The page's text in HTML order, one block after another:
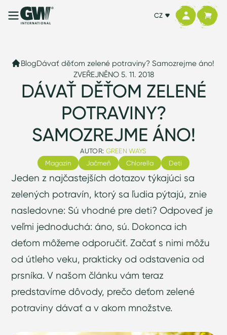
CZ
BlogDávať děťom zelené potraviny? Samozrejme áno!
ZVEŘEJNĚNO 5. 11. 2018
DÁVAŤ DĚŤOM ZELENÉ
POTRAVINY?
SAMOZREJME ÁNO!
AUTOR: GREEN WAYS
Magazín
Jačmeň Chlorella Deti
Jeden z najčastejších dotazov týkajúci sa
zelených potravín, ktorý sa ľudia pýtajú, znie
nasledovne: Sú vhodné pre deti? Odpoveď je
veľmi jednoduchá: áno, sú. Dokonca ich
deťom môžeme odporučiť. Začať s nimi môžu
od útleho veku, prakticky od odstavenia od
prsníka. V našom článku vám teraz
predstavíme dôvody, prečo deťom zelené
potraviny dávať a v akom množstve.